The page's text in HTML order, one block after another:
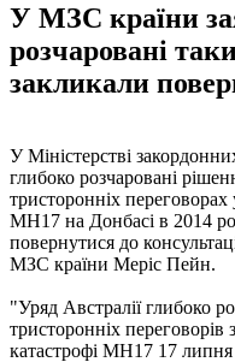
У МЗС країни
розчаровані
закликали
У Міністерстві
глибоко розчаровані
тристоронніх
MH17 на Донбасі в 2014
повернутися до
МЗС країни Меріс Пейн.
"Уряд Австралії глибоко
тристоронніх переговорів
катастрофі MH17 17